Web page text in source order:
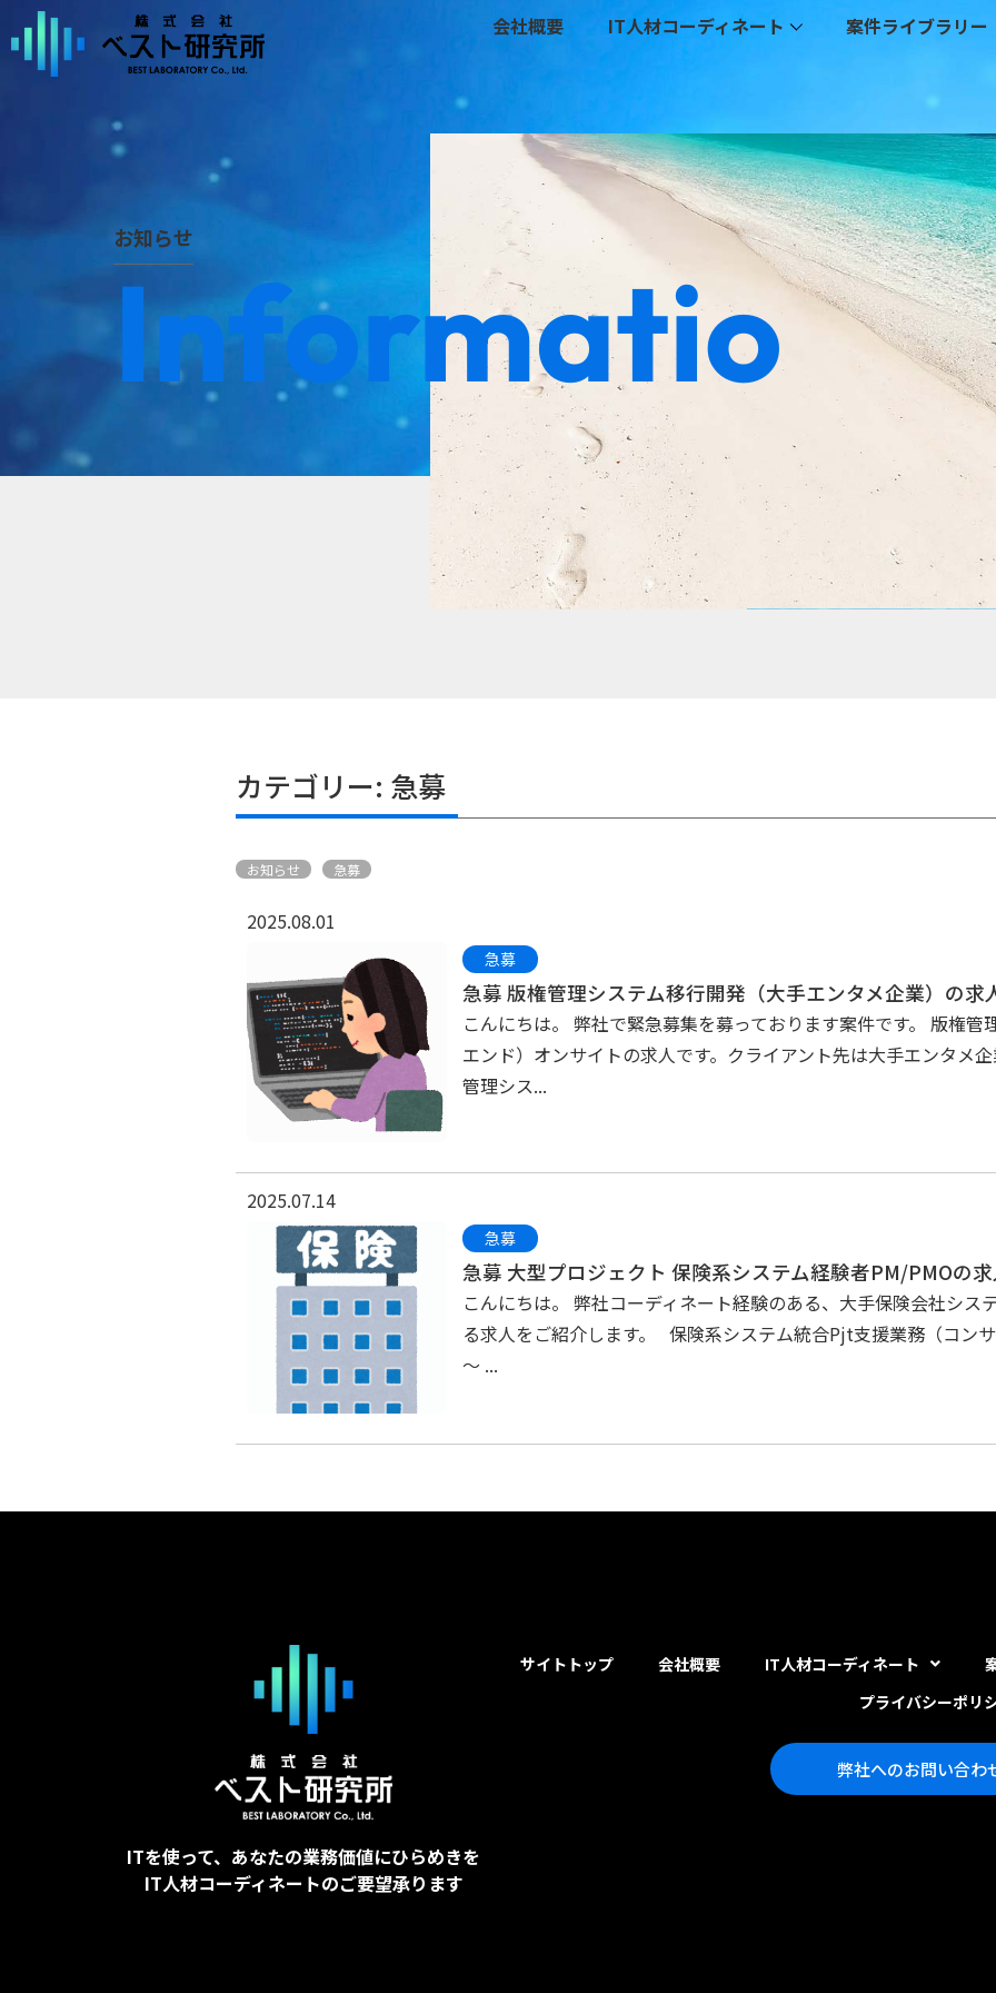
会社概要 IT人材コーディネート 案件ライブラリー
お知らせ
Information
カテゴリー: 急募
お知らせ 急募
2025.08.01
急募
急募 版権管理システム移行開発（大手エンタメ企業）の求
こんにちは。 弊社で緊急募集を募っております案件です。 版権
エンド）オンサイトの求人です。クライアント先は大手エンタメ
管理シス...
2025.07.14
急募
急募 大型プロジェクト 保険系システム経験者PM/PMOの
こんにちは。 弊社コーディネート経験のある、大手保険会社シス
る求人をご紹介します。 保険系システム統合Pjt支援業務（コン
～ ...
ITを使って、あなたの業務価値にひらめきを
IT人材コーディネートのご要望承ります
サイトトップ 会社概要 IT人材コーディネート
プライバシーポリ
弊社へのお問い合わ